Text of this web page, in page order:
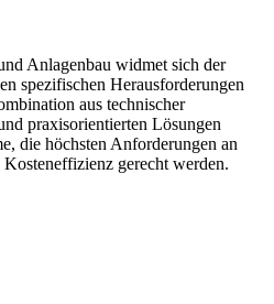
Anlagenbau widmet sich der
spezifischen Herausforderungen
aus technischer
praxisorientierten Lösungen
die höchsten Anforderungen an
gerecht werden.